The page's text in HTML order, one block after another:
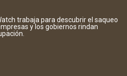
trabaja para descubrir el saqueo
y los gobiernos rindan